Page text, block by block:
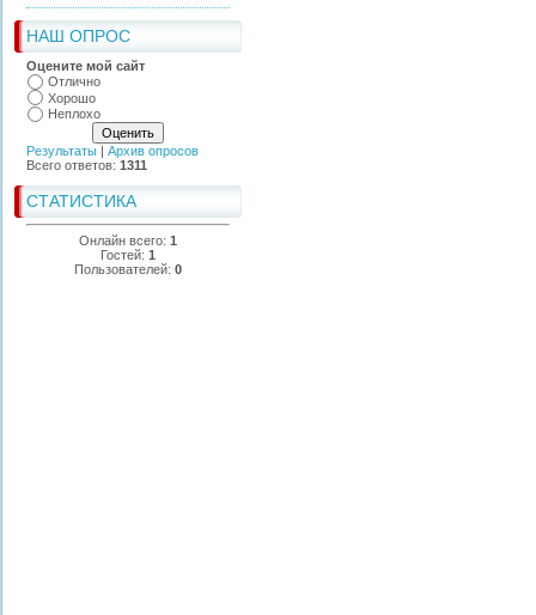
НАШ ОПРОС
Оцените мой сайт
Отлично
Хорошо
Неплохо
Результаты | Архив опросов
Всего ответов: 1311
СТАТИСТИКА
Онлайн всего: 1
Гостей: 1
Пользователей: 0